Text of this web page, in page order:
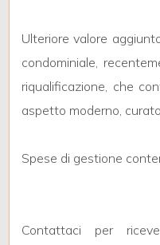
Ulteriore valore
condominiale,
riqualificazione, che
aspetto moderno,
Spese di gestione
Contattaci per
3
4